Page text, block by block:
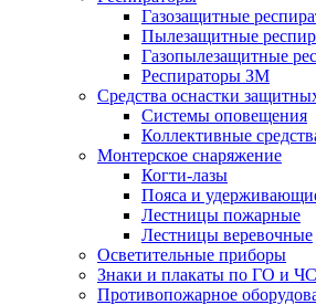
Газозащитные
Пылезащитные
Газопылезащитные
Респираторы ЗМ
Средства оснастки
Системы оповещения
Коллективные
Монтерское снаряжение
Когти-лазы
Пояса и
Лестницы пожарные
Лестницы веревочные
Осветительные приборы
Знаки и плакаты по ГО и
Противопожарное